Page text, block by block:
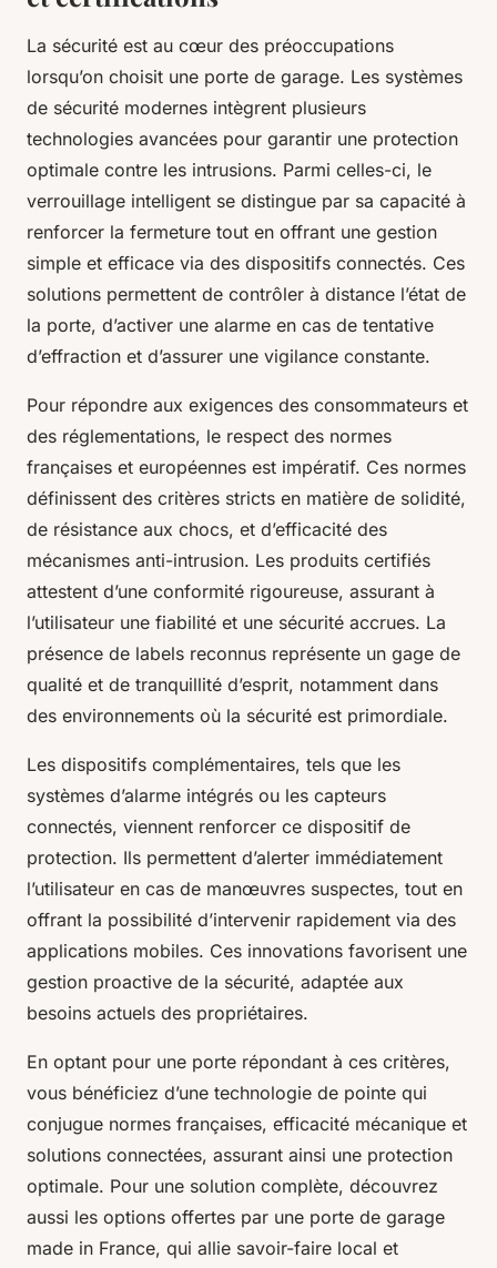
La sécurité est au cœur des préoccupations
lorsqu’on choisit une porte de garage. Les systèmes
de sécurité modernes intègrent plusieurs
technologies avancées pour garantir une protection
optimale contre les intrusions. Parmi celles-ci, le
verrouillage intelligent se distingue par sa capacité à
renforcer la fermeture tout en offrant une gestion
simple et efficace via des dispositifs connectés. Ces
solutions permettent de contrôler à distance l’état de
la porte, d’activer une alarme en cas de tentative
d’effraction et d’assurer une vigilance constante.
Pour répondre aux exigences des consommateurs et
des réglementations, le respect des normes
françaises et européennes est impératif. Ces normes
définissent des critères stricts en matière de solidité,
de résistance aux chocs, et d’efficacité des
mécanismes anti-intrusion. Les produits certifiés
attestent d’une conformité rigoureuse, assurant à
l’utilisateur une fiabilité et une sécurité accrues. La
présence de labels reconnus représente un gage de
qualité et de tranquillité d’esprit, notamment dans
des environnements où la sécurité est primordiale.
Les dispositifs complémentaires, tels que les
systèmes d’alarme intégrés ou les capteurs
connectés, viennent renforcer ce dispositif de
protection. Ils permettent d’alerter immédiatement
l’utilisateur en cas de manœuvres suspectes, tout en
offrant la possibilité d’intervenir rapidement via des
applications mobiles. Ces innovations favorisent une
gestion proactive de la sécurité, adaptée aux
besoins actuels des propriétaires.
En optant pour une porte répondant à ces critères,
vous bénéficiez d’une technologie de pointe qui
conjugue normes françaises, efficacité mécanique et
solutions connectées, assurant ainsi une protection
optimale. Pour une solution complète, découvrez
aussi les options offertes par une porte de garage
made in France, qui allie savoir-faire local et